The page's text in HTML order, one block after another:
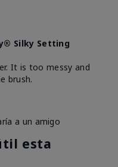
Silky Setting
It is too messy and
brush.
a un amigo
esta